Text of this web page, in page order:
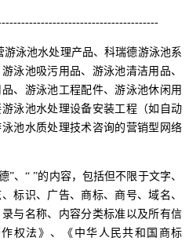
泳池水处理产品、科瑞德游泳池系
泳池吸污用品、游泳池清洁用品、
、游泳池工程配件、游泳池休闲用
泳池水处理设备安装工程（如自动
池水质处理技术咨询的营销型网络
”、“ ”的内容，包括但不限于文字、
标识、广告、商标、商号、域名、
与名称、内容分类标准以及所有信
权法》、《中华人民共和国商标